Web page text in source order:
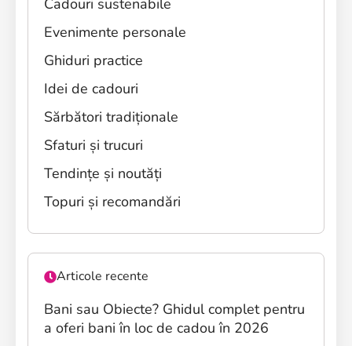
Cadouri sustenabile
Evenimente personale
Ghiduri practice
Idei de cadouri
Sărbători tradiționale
Sfaturi și trucuri
Tendințe și noutăți
Topuri și recomandări
Articole recente
Bani sau Obiecte? Ghidul complet pentru
a oferi bani în loc de cadou în 2026